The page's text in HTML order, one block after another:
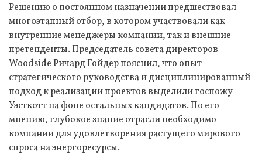
Решению о постоянном назначении предшествовал
многоэтапный отбор, в котором участвовали как
внутренние менеджеры компании, так и внешние
претенденты. Председатель совета директоров
Woodside Ричард Гойдер пояснил, что опыт
стратегического руководства и дисциплинированный
подход к реализации проектов выделили госпожу
Уэсткотт на фоне остальных кандидатов. По его
мнению, глубокое знание отрасли необходимо
компании для удовлетворения растущего мирового
спроса на энергоресурсы.